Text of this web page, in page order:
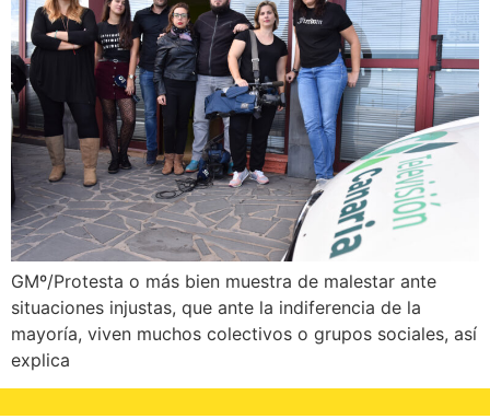
GMº/Protesta o más bien muestra de malestar ante
situaciones injustas, que ante la indiferencia de la
mayoría, viven muchos colectivos o grupos sociales, así
explica